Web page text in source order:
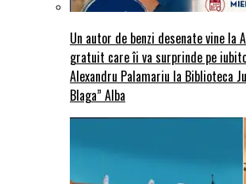
Un autor de benzi desenate vine la
gratuit care îi va surprinde pe
Alexandru Palamariu la Biblioteca
Blaga” Alba